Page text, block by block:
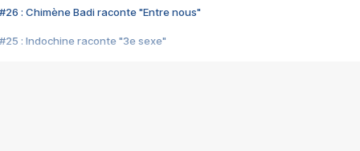
#26 : Chimène Badi raconte "Entre nous"
#25 : Indochine raconte "3e sexe"